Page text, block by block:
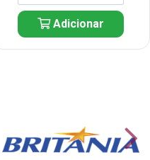
Adicionar